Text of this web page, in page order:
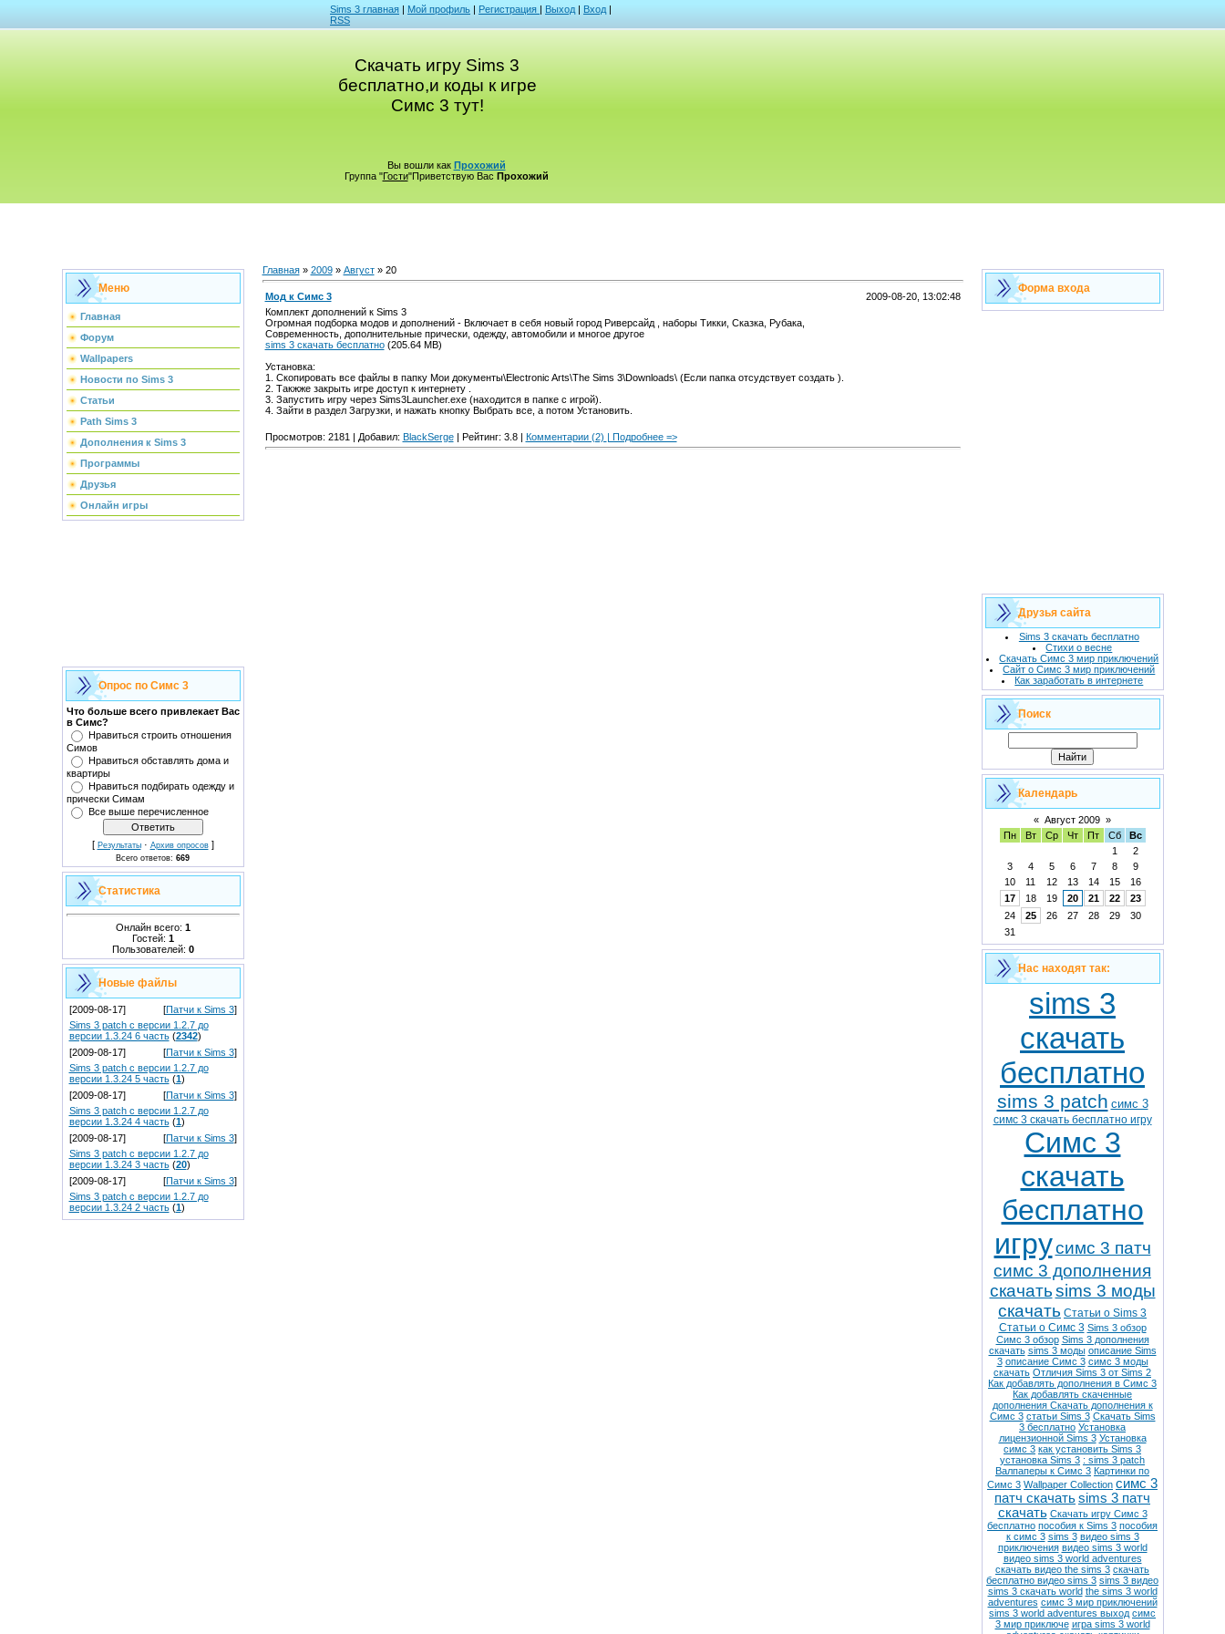
Sims 3 главная | Мой профиль | Регистрация | Выход | Вход |
RSS
Cкачать игру Sims 3
бесплатно,и коды к игре
Симс 3 тут!
Вы вошли как Прохожий
Группа "Гости"Приветствую Вас Прохожий
Меню
Главная
Форум
Wallpapers
Новости по Sims 3
Статьи
Path Sims 3
Дополнения к Sims 3
Программы
Друзья
Онлайн игры
Опрос по Симс 3
Что больше всего привлекает Вас
в Симс?
Нравиться строить отношения
Симов
Нравиться обставлять дома и
квартиры
Нравиться подбирать одежду и
прически Симам
Все выше перечисленное
[ Результаты· Архив опросов]
Всего ответов: 669
Статистика
Онлайн всего: 1
Гостей: 1
Пользователей: 0
Новые файлы
[2009-08-17] [Патчи к Sims 3]
Sims 3 patch с версии 1.2.7 до
версии 1.3.24 6 часть (2342)
[2009-08-17]
[Патчи к Sims 3]
Sims 3 patch с версии 1.2.7 до
версии 1.3.24 5 часть (1)
[2009-08-17]
[Патчи к Sims 3]
Sims 3 patch с версии 1.2.7 до
версии 1.3.24 4 часть (1)
[2009-08-17]
[Патчи к Sims 3]
Sims 3 patch с версии 1.2.7 до
версии 1.3.24 3 часть (20)
[2009-08-17]
[Патчи к Sims 3]
Sims 3 patch с версии 1.2.7 до
версии 1.3.24 2 часть (1)
Главная» 2009 » Август » 20
Мод к Симс 3
2009-08-20, 13:02:48
Комплект дополнений к Sims 3
Огромная подборка модов и дополнений - Включает в себя новый город Риверсайд , наборы Тикки, Сказка, Рубака,
Современность, дополнительные прически, одежду, автомобили и многое другое
sims 3 скачать бесплатно(205.64 MB)
Установка:
1. Скопировать все файлы в папку Мои документы\Electronic Arts\The Sims 3\Downloads\ (Если папка отсудствует создать ).
2. Такжже закрыть игре доступ к интернету .
3. Запустить игру через Sims3Launcher.exe (находится в папке с игрой).
4. Зайти в раздел Загрузки, и нажать кнопку Выбрать все, а потом Установить.
Просмотров: 2181 | Добавил: BlackSerge| Рейтинг: 3.8 | Комментарии (2) | Подробнее =>
Форма входа
Друзья сайта
Sims 3 скачать бесплатно
Стихи о весне
Скачать Симс 3 мир приключений
Сайт о Симс 3 мир приключений
Как заработать в интернете
Поиск
Календарь
« Август 2009 »
Пн
Вт Ср Чт Пт Сб
Вс
1
2
3
4 5 6 7 8
9
10
11 12 13 14 15
16
17
18 19 20 21 22
23
24
25 26 27 28 29
30
31
Нас находят так:
sims 3
скачать
бесплатно
sims 3 patch симс 3
симс 3 скачать бесплатно игру
Cимс 3
скачать
бесплатно
игрусимс 3 патч
симс 3 дополнения
скачатьsims 3 моды
скачать Статьи о Sims 3
Статьи о Симс 3 Sims 3 обзор
Симс 3 обзор Sims 3 дополнения
скачать sims 3 моды описание Sims
3 описание Симс 3 симс 3 моды
скачать Отличия Sims 3 от Sims 2
Как добавлять дополнения в Симс 3
Как добавлять скаченные
дополнения Скачать дополнения к
Симс 3 статьи Sims 3 Скачать Sims
3 бесплатно Установка
лицензионной Sims 3 Установка
симс 3 как установить Sims 3
установка Sims 3 : sims 3 patch
Валпаперы к Симс 3 Картинки по
Симс 3 Wallpaper Collection симс 3
патч скачатьsims 3 патч
скачать Скачать игру Симс 3
бесплатно пособия к Sims 3 пособия
к симс 3 sims 3 видео sims 3
приключения видео sims 3 world
видео sims 3 world adventures
скачать видео the sims 3 скачать
бесплатно видео sims 3 sims 3 видео
sims 3 скачать world the sims 3 world
adventures симс 3 мир приключений
sims 3 world adventures выход симс
3 мир приключе игра sims 3 world